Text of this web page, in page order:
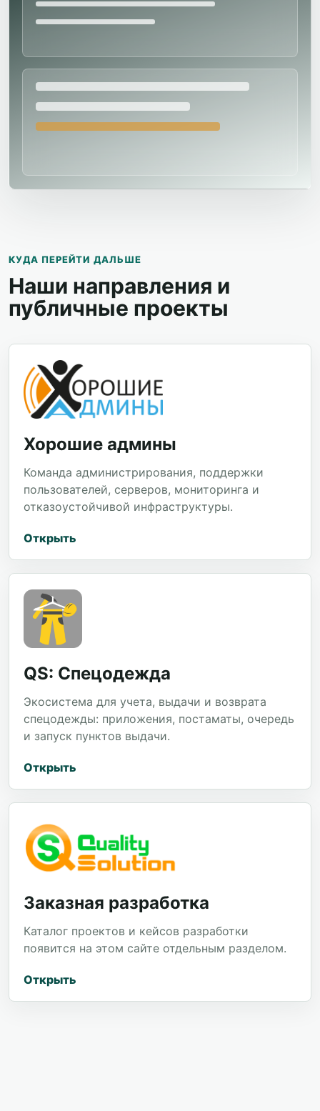
КУДА ПЕРЕЙТИ ДАЛЬШЕ
Наши направления и
публичные проекты
Хорошие админы
Команда администрирования, поддержки
пользователей, серверов, мониторинга и
отказоустойчивой инфраструктуры.
Открыть
QS: Спецодежда
Экосистема для учета, выдачи и возврата
спецодежды: приложения, постаматы, очередь
и запуск пунктов выдачи.
Открыть
Заказная разработка
Каталог проектов и кейсов разработки
появится на этом сайте отдельным разделом.
Открыть